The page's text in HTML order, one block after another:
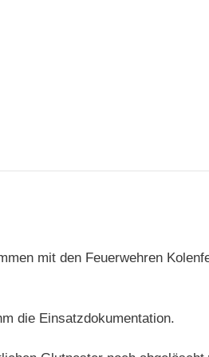
mit den Feuerwehren
die Einsatzdokumentation.